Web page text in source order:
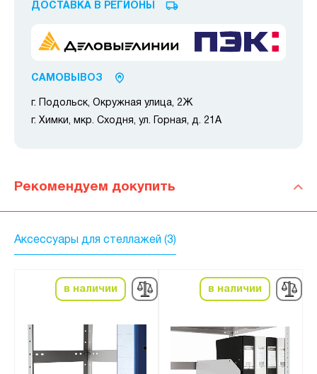
ДОСТАВКА В РЕГИОНЫ
САМОВЫВОЗ
г. Подольск, Окружная улица, 2Ж
г. Химки, мкр. Сходня, ул. Горная, д. 21А
Рекомендуем докупить
Аксессуары для стеллажей (3)
в наличии в наличии